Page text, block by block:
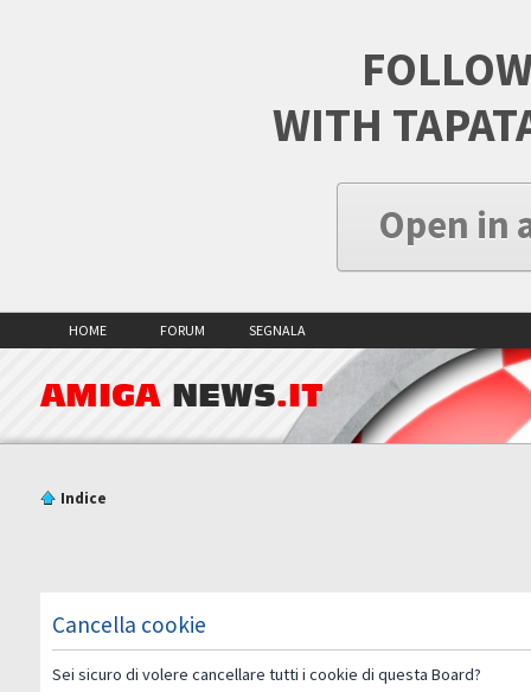
WITH
Open in
HOME FORUM SEGNALA
AMIGA NEWS.IT
Indice
Cancella cookie
Sei sicuro di volere cancellare tutti i cookie di questa Board?